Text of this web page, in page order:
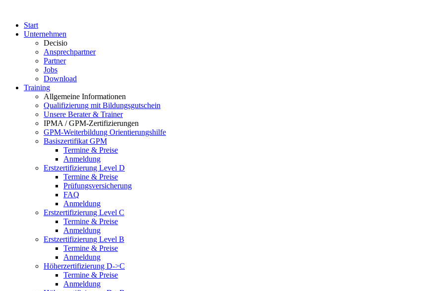
Start
Unternehmen
Decisio
Ansprechpartner
Partner
Jobs
Download
Training
Allgemeine Informationen
Qualifizierung mit Bildungsgutschein
Unsere Berater & Trainer
IPMA / GPM-Zertifizierungen
GPM-Weiterbildung Orientierungshilfe
Basiszertifikat GPM
Termine & Preise
Anmeldung
Erstzertifizierung Level D
Termine & Preise
Prüfungsversicherung
FAQ
Anmeldung
Erstzertifizierung Level C
Termine & Preise
Anmeldung
Erstzertifizierung Level B
Termine & Preise
Anmeldung
Höherzertifizierung D->C
Termine & Preise
Anmeldung